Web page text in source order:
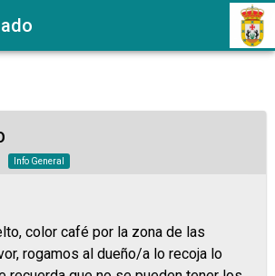
Info General
color café por la zona de las
rogamos al dueño/a lo recoja lo